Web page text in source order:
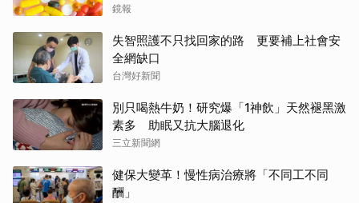
鏡報
失智照護不只找回家的路 更要補上社會安
全網缺口
台灣好新聞
別只喝熱牛奶！研究爆「1神飲」天然褪黑激
素多 助眠又抗大腦退化
三立新聞網
健保大變革！慢性病治療將「不同工不同
酬」